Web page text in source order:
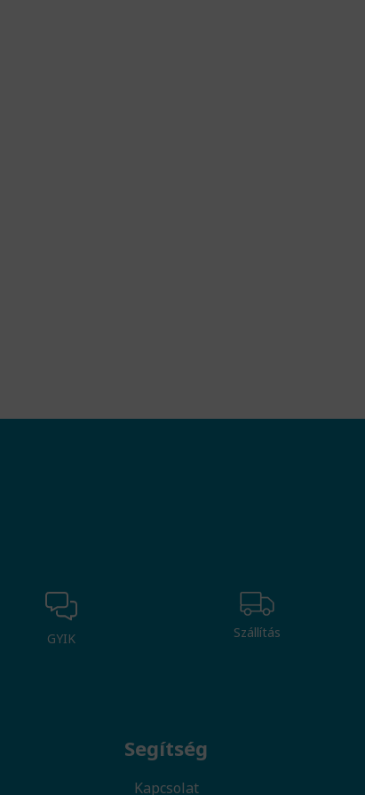
GYIK Szállítás
Segítség
Kapcsolat